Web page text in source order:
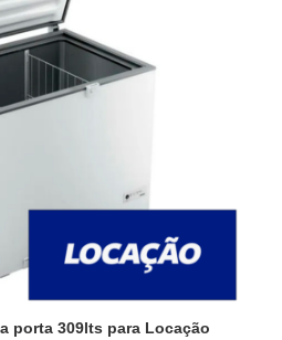
porta 309lts para Locação